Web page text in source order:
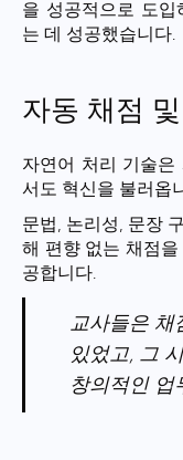
을 성공적으로 도입
는 데 성공했습니다.
자동 채점
자연어 처리 기술은
서도 혁신을 불러옵
문법, 논리성, 문장
해 편향 없는 채점을
공합니다.
교사들은 채
있었고, 그
창의적인 업